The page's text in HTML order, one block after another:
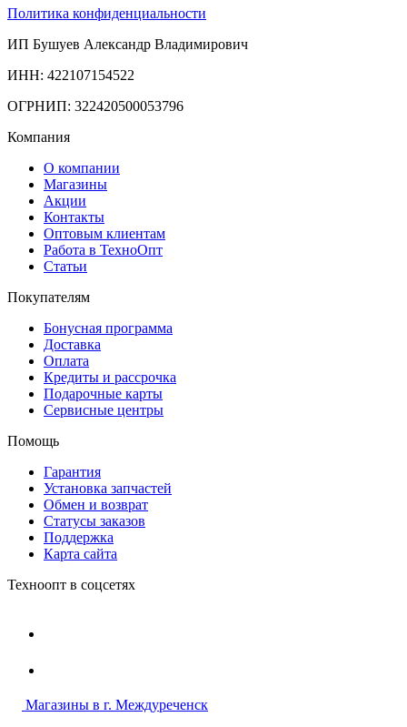
Политика конфиденциальности
ИП Бушуев Александр Владимирович
ИНН: 422107154522
ОГРНИП: 322420500053796
Компания
О компании
Магазины
Акции
Контакты
Оптовым клиентам
Работа в ТехноОпт
Статьи
Покупателям
Бонусная программа
Доставка
Оплата
Кредиты и рассрочка
Подарочные карты
Сервисные центры
Помощь
Гарантия
Установка запчастей
Обмен и возврат
Статусы заказов
Поддержка
Карта сайта
Техноопт в соцсетях
Магазины в г. Междуреченск